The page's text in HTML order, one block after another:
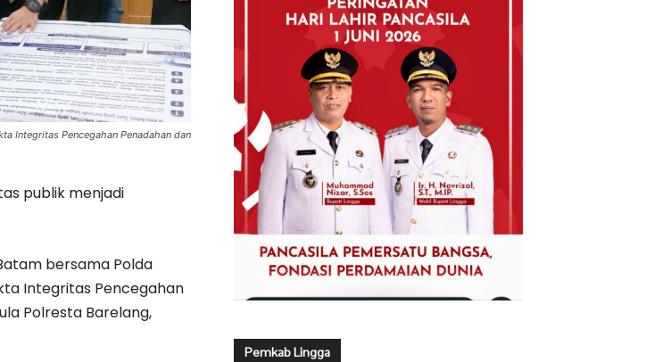
Integritas Pencegahan Penadahan dan
publik menjadi
bersama Polda
Integritas Pencegahan
Polresta Barelang,
Pemkab Lingga